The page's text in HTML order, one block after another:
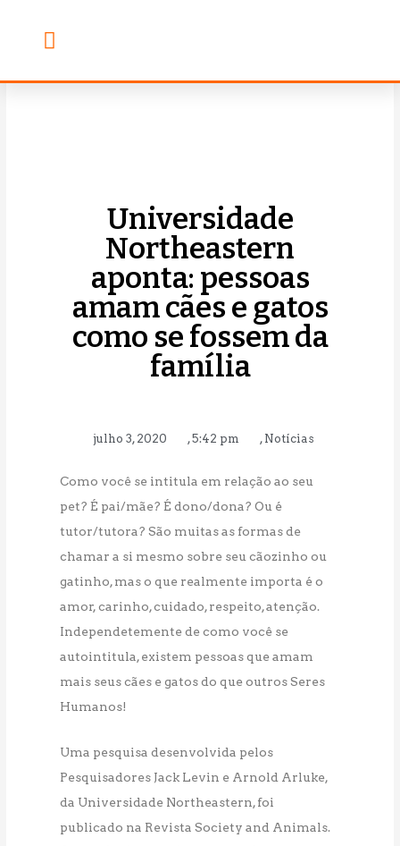
Universidade
Northeastern
aponta: pessoas
amam cães e gatos
como se fossem da
família
julho 3, 2020 ,5:42 pm , Notícias
Como você se intitula em relação ao seu
pet? É pai/mãe? É dono/dona? Ou é
tutor/tutora? São muitas as formas de
chamar a si mesmo sobre seu cãozinho ou
gatinho, mas o que realmente importa é o
amor, carinho, cuidado, respeito, atenção.
Independetemente de como você se
autointitula, existem pessoas que amam
mais seus cães e gatos do que outros Seres
Humanos!
Uma pesquisa desenvolvida pelos
Pesquisadores Jack Levin e Arnold Arluke,
da Universidade Northeastern, foi
publicado na Revista Society and Animals.